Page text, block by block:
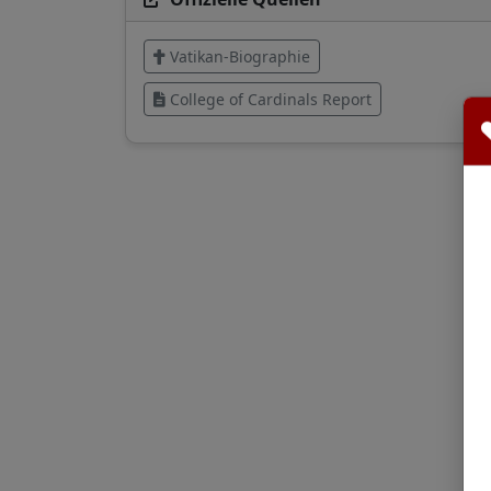
Vatikan-Biographie
College of Cardinals Report